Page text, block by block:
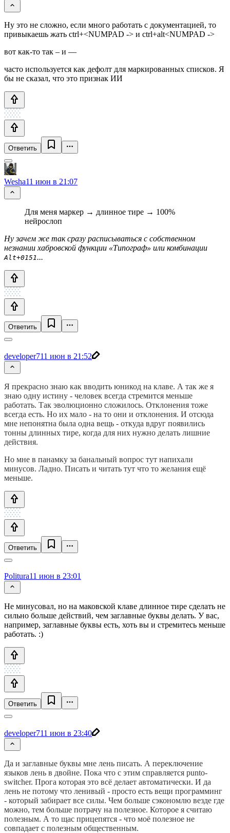
Ну это не сложно, если много работать с документацией, то
привыкаешь жать ctrl+<NUMPAD -> и ctrl+alt<NUMPAD ->
вот как-то так – и —
часто используется как дефолт для маркированных списков. Я
бы не сказал, что это признак ИИ
Ответить
Wesha11 июн в 21:07
Для меня маркер → длинное тире → 100%
нейрослоп
Ну зачем же так сразу расписываться с собственном
незнании хабровской функции «Типограф» или комбинации
Alt+0151...
Ответить
developer711 июн в 21:52
Я прекрасно знаю как вводить юникод на клаве. А так же я
знаю одну истину - человек всегда стремится меньше
работать. Так эволюционно сложилось. Отклонения тоже
всегда есть. Но их мало - на то они и отклонения. И отсюда
мне непонятна была одна вещь - откуда вдруг появились
тонны длинных тире, когда для них нужно делать лишние
действия.
Но мне в панамку за банальный вопрос тут напихали
минусов. Ладно. Писать и читать тут что то желания ещё
меньше.
Ответить
Politura11 июн в 23:01
Не минусовал, но на маковской клаве длинное тире сделать не
сильно больше действий, чем заглавные буквы делать. У вас,
например, заглавные буквы есть, хоть вы и стремитесь меньше
работать. :)
Ответить
developer711 июн в 23:40
Да и заглавные буквы мне лень писать. А переключение
языков лень в двойне. Пока что с этим справляется punto-
switcher. Прога которая это всё делает автоматически. И да
лень не потому что ленивый - просто есть вещи программинг
- который забирает все силы. Чем больше сэкономлю везде где
можно, тем больше потрачу на полезное. Которое я считаю
полезным. А то щас прицепятся - что моё полезное не
совпадает с полезным общественным.